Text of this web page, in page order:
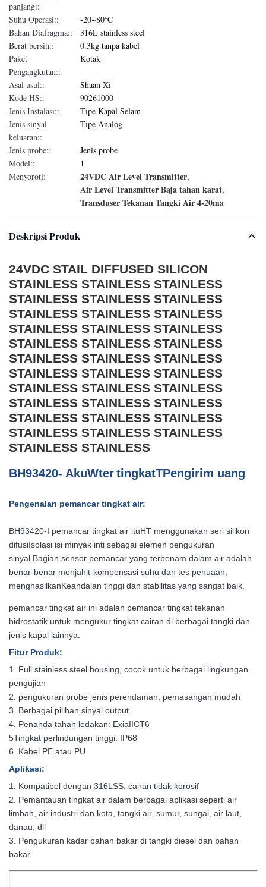
panjang::
Suhu Operasi::
-20~80℃
Bahan Diafragma::
316L stainless steel
Berat bersih::
0.3kg tanpa kabel
Paket
Pengangkutan::
Kotak
Asal usul::
Shaan Xi
Kode HS::
90261000
Jenis Instalasi::
Tipe Kapal Selam
Jenis sinyal
keluaran::
Tipe Analog
Jenis probe::
Jenis probe
Model::
1
Menyoroti:
24VDC Air Level Transmitter,
Air Level Transmitter Baja tahan karat,
Transduser Tekanan Tangki Air 4-20ma
Deskripsi Produk
24VDC STAIL DIFFUSED SILICON
STAINLESS STAINLESS STAINLESS
STAINLESS STAINLESS STAINLESS
STAINLESS STAINLESS STAINLESS
STAINLESS STAINLESS STAINLESS
STAINLESS STAINLESS STAINLESS
STAINLESS STAINLESS STAINLESS
STAINLESS STAINLESS STAINLESS
STAINLESS STAINLESS STAINLESS
STAINLESS STAINLESS STAINLESS
STAINLESS STAINLESS STAINLESS
STAINLESS STAINLESS STAINLESS
STAINLESS STAINLESS
BH93420- AkuWtertingkatTPengirim uang
Pengenalan pemancar tingkat air:
BH93420-I pemancar tingkat air ituHT menggunakan seri silikon
difusiIsolasi isi minyak inti sebagai elemen pengukuran
sinyal. Bagian sensor pemancar yang terbenam dalam air adalah
benar-benar menjahit-kompensasi suhu dan tes penuaan,
menghasilkanKeandalan tinggi dan stabilitas yang sangat baik.
pemancar tingkat air ini adalah pemancar tingkat tekanan
hidrostatik untuk mengukur tingkat cairan di berbagai tangki dan
jenis kapal lainnya.
Fitur Produk:
1. Full stainless steel housing, cocok untuk berbagai lingkungan
pengujian
2. pengukuran probe jenis perendaman, pemasangan mudah
3. Berbagai pilihan sinyal output
4. Penanda tahan ledakan: ExiaIICT6
5Tingkat perlindungan tinggi: IP68
6. Kabel PE atau PU
Aplikasi:
1. Kompatibel dengan 316LSS, cairan tidak korosif
2. Pemantauan tingkat air dalam berbagai aplikasi seperti air
limbah, air industri dan kota, tangki air, sumur, sungai, air laut,
danau, dll
3. Pengukuran kadar bahan bakar di tangki diesel dan bahan
bakar